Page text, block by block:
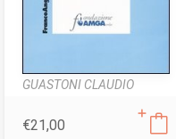
GUASTONI CLAUDIO
€21,00